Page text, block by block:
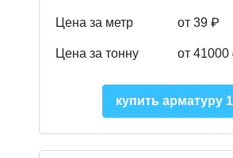
Цена за метр от 39 ₽
Цена за тонну от 41000
купить арматуру